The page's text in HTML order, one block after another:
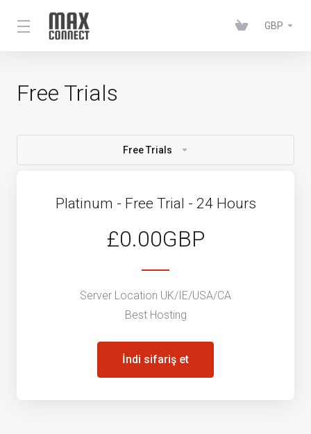
GBP
Free Trials
Free Trials
Platinum - Free Trial - 24 Hours
£0.00GBP
Server Location UK/IE/USA/CA
Best Hosting
İndi sifariş et